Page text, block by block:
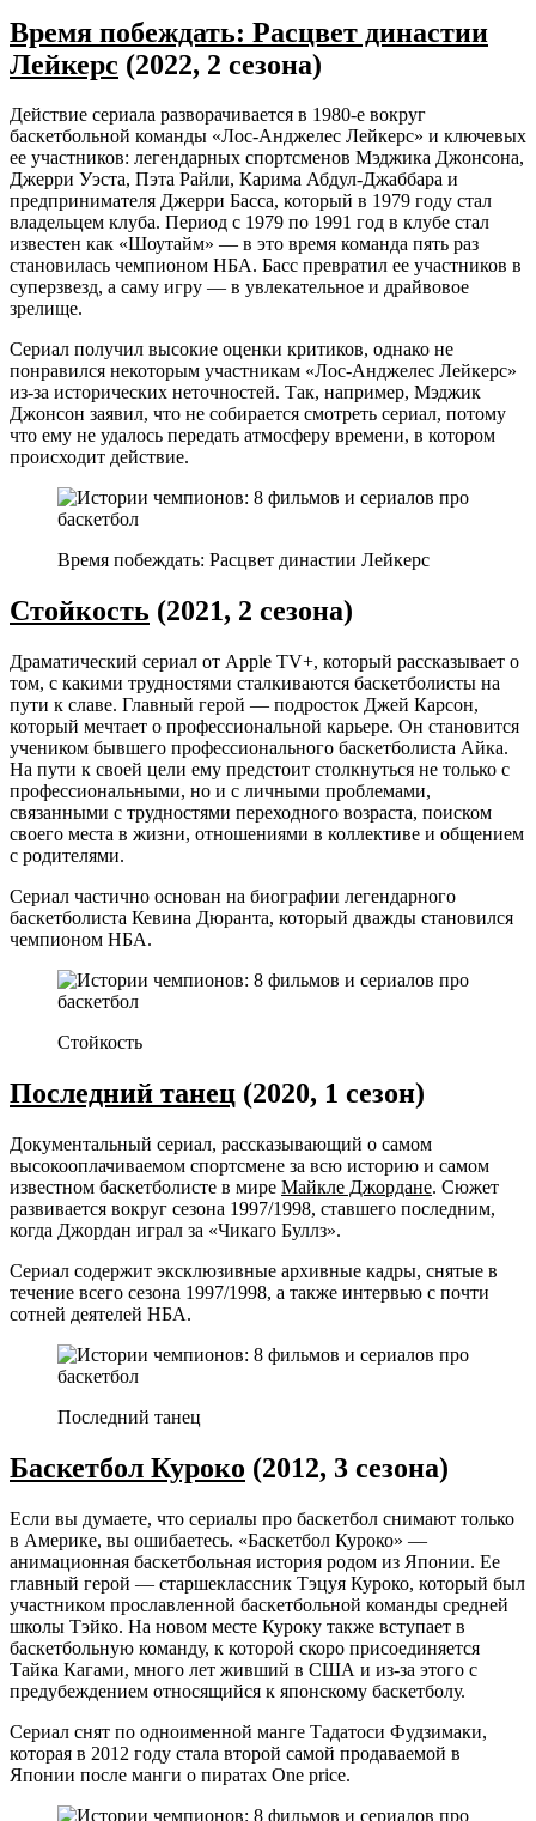
Время побеждать: Расцвет династии
Лейкерс (2022, 2 сезона)
Действие сериала разворачивается в 1980-е вокруг
баскетбольной команды «Лос-Анджелес Лейкерс» и ключевых
ее участников: легендарных спортсменов Мэджика Джонсона,
Джерри Уэста, Пэта Райли, Карима Абдул-Джаббара и
предпринимателя Джерри Басса, который в 1979 году стал
владельцем клуба. Период с 1979 по 1991 год в клубе стал
известен как «Шоутайм» — в это время команда пять раз
становилась чемпионом НБА. Басс превратил ее участников в
суперзвезд, а саму игру — в увлекательное и драйвовое
зрелище.
Сериал получил высокие оценки критиков, однако не
понравился некоторым участникам «Лос-Анджелес Лейкерс»
из-за исторических неточностей. Так, например, Мэджик
Джонсон заявил, что не собирается смотреть сериал, потому
что ему не удалось передать атмосферу времени, в котором
происходит действие.
Время побеждать: Расцвет династии Лейкерс
Стойкость (2021, 2 сезона)
Драматический сериал от Apple TV+, который рассказывает о
том, с какими трудностями сталкиваются баскетболисты на
пути к славе. Главный герой — подросток Джей Карсон,
который мечтает о профессиональной карьере. Он становится
учеником бывшего профессионального баскетболиста Айка.
На пути к своей цели ему предстоит столкнуться не только с
профессиональными, но и с личными проблемами,
связанными с трудностями переходного возраста, поиском
своего места в жизни, отношениями в коллективе и общением
с родителями.
Сериал частично основан на биографии легендарного
баскетболиста Кевина Дюранта, который дважды становился
чемпионом НБА.
Стойкость
Последний танец (2020, 1 сезон)
Документальный сериал, рассказывающий о самом
высокооплачиваемом спортсмене за всю историю и самом
известном баскетболисте в мире Майкле Джордане. Сюжет
развивается вокруг сезона 1997/1998, ставшего последним,
когда Джордан играл за «Чикаго Буллз».
Сериал содержит эксклюзивные архивные кадры, снятые в
течение всего сезона 1997/1998, а также интервью с почти
сотней деятелей НБА.
Последний танец
Баскетбол Куроко (2012, 3 сезона)
Если вы думаете, что сериалы про баскетбол снимают только
в Америке, вы ошибаетесь. «Баскетбол Куроко» —
анимационная баскетбольная история родом из Японии. Ее
главный герой — старшеклассник Тэцуя Куроко, который был
участником прославленной баскетбольной команды средней
школы Тэйко. На новом месте Куроку также вступает в
баскетбольную команду, к которой скоро присоединяется
Тайка Кагами, много лет живший в США и из-за этого с
предубеждением относящийся к японскому баскетболу.
Сериал снят по одноименной манге Тадатоси Фудзимаки,
которая в 2012 году стала второй самой продаваемой в
Японии после манги о пиратах One price.